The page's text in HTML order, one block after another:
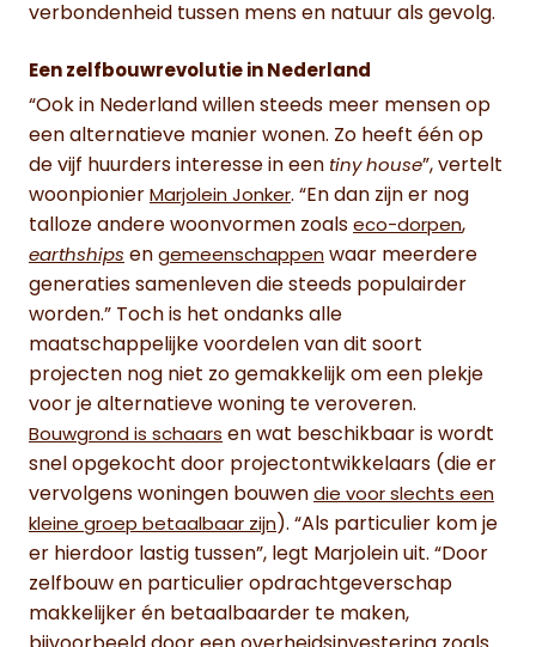
verbondenheid tussen mens en natuur als gevolg.
Een zelfbouwrevolutie in Nederland
“Ook in Nederland willen steeds meer mensen op
een alternatieve manier wonen. Zo heeft één op
de vijf huurders interesse in een tiny house”, vertelt
woonpionier Marjolein Jonker. “En dan zijn er nog
talloze andere woonvormen zoals eco-dorpen,
earthships en gemeenschappen waar meerdere
generaties samenleven die steeds populairder
worden.” Toch is het ondanks alle
maatschappelijke voordelen van dit soort
projecten nog niet zo gemakkelijk om een plekje
voor je alternatieve woning te veroveren.
Bouwgrond is schaars en wat beschikbaar is wordt
snel opgekocht door projectontwikkelaars (die er
vervolgens woningen bouwen die voor slechts een
kleine groep betaalbaar zijn ). “Als particulier kom je
er hierdoor lastig tussen”, legt Marjolein uit. “Door
zelfbouw en particulier opdrachtgeverschap
makkelijker én betaalbaarder te maken,